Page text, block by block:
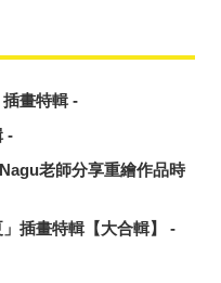
畫特輯 -
-
老師分享重繪作品時
插畫特輯【大合輯】 -